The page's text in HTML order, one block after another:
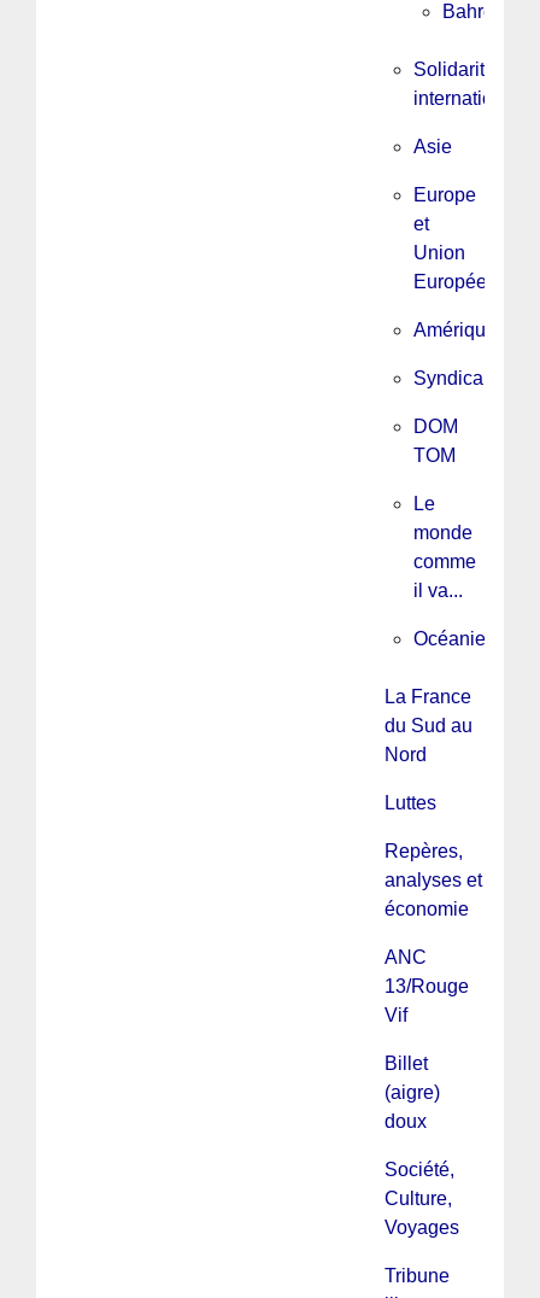
Bahrein
Solidarité
internationale
Asie
Europe
et
Union
Européenne
Amérique
Syndicalisme
DOM
TOM
Le
monde
comme
il va...
Océanie
La France
du Sud au
Nord
Luttes
Repères,
analyses et
économie
ANC
13/Rouge
Vif
Billet
(aigre)
doux
Société,
Culture,
Voyages
Tribune